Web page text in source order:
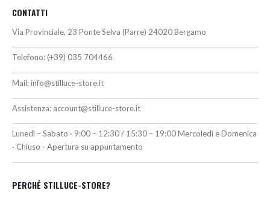
CONTATTI
Via Provinciale, 23 Ponte Selva (Parre) 24020 Bergamo
Telefono: (+39) 035 704466
Mail:info@stilluce-store.it
Assistenza: account@stilluce-store.it
Lunedì – Sabato · 9:00 – 12:30 / 15:30 – 19:00 Mercoledì e Domenica
· Chiuso - Apertura su appuntamento
PERCHÉ STILLUCE-STORE?